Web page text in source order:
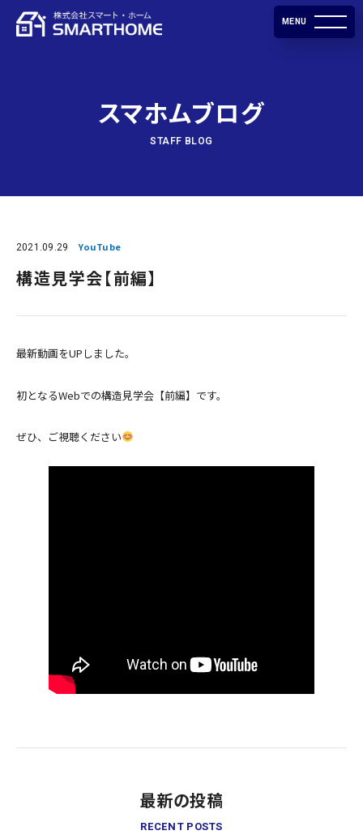
MENU
スマホムブログ
STAFF BLOG
2021.09.29 YouTube
構造見学会【前編】
最新動画をUPしました。
初となるWebでの構造見学会【前編】です。
ぜひ、ご視聴ください
最新の投稿
RECENT POSTS